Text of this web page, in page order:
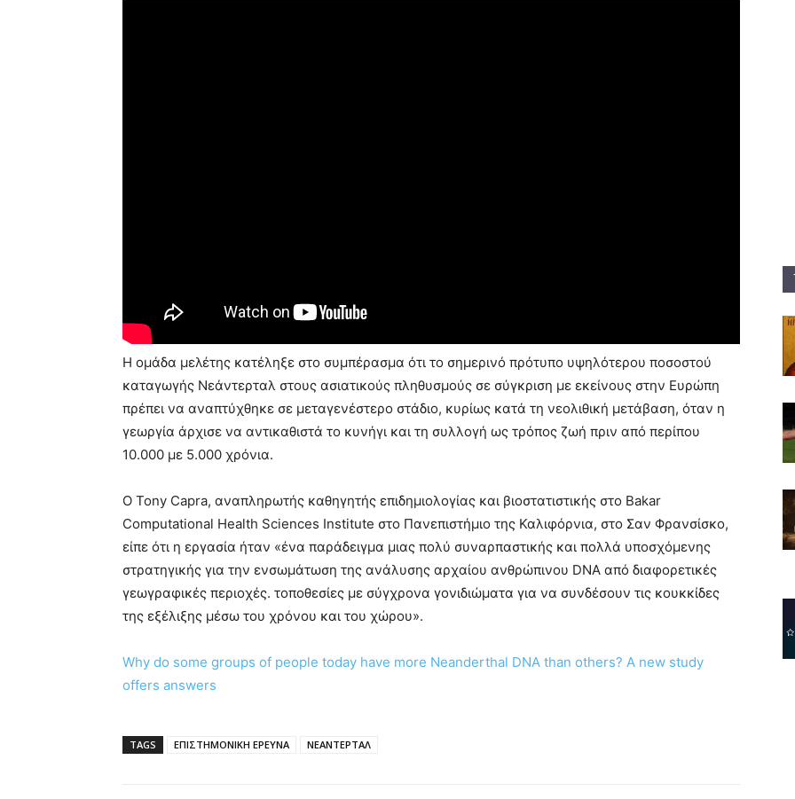
Η ομάδα μελέτης κατέληξε στο συμπέρασμα ότι το σημερινό πρότυπο υψηλότερου ποσοστού
καταγωγής Νεάντερταλ στους ασιατικούς πληθυσμούς σε σύγκριση με εκείνους στην Ευρώπη
πρέπει να αναπτύχθηκε σε μεταγενέστερο στάδιο, κυρίως κατά τη νεολιθική μετάβαση, όταν η
γεωργία άρχισε να αντικαθιστά το κυνήγι και τη συλλογή ως τρόπος ζωή πριν από περίπου
10.000 με 5.000 χρόνια.
Ο Tony Capra, αναπληρωτής καθηγητής επιδημιολογίας και βιοστατιστικής στο Bakar
Computational Health Sciences Institute στο Πανεπιστήμιο της Καλιφόρνια, στο Σαν Φρανσίσκο,
είπε ότι η εργασία ήταν «ένα παράδειγμα μιας πολύ συναρπαστικής και πολλά υποσχόμενης
στρατηγικής για την ενσωμάτωση της ανάλυσης αρχαίου ανθρώπινου DNA από διαφορετικές
γεωγραφικές περιοχές. τοποθεσίες με σύγχρονα γονιδιώματα για να συνδέσουν τις κουκκίδες
της εξέλιξης μέσω του χρόνου και του χώρου».
Why do some groups of people today have more Neanderthal DNA than others? A new study
offers answers
TAGS ΕΠΙΣΤΗΜΟΝΙΚΗ ΕΡΕΥΝΑ ΝΕΑΝΤΕΡΤΑΛ